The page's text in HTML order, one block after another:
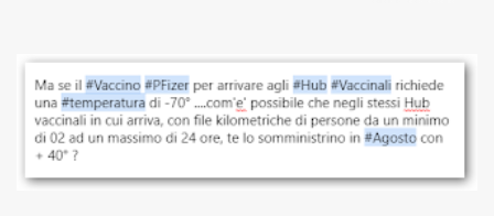
vaccinazione. Non avevamo mai sentito parlare di ricompense,
sconti, incentivi per vaccinarsi. Non avevamo mai visto
discriminazioni per coloro che non l’hanno fatto. Se non sei stato
vaccinato, nessuno aveva prima cercato di farti sentire una
persona cattiva. Non avevamo mai visto un vaccino che minacci le